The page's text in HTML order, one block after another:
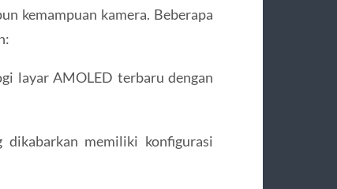
kemampuan kamera. Beberapa
layar AMOLED terbaru dengan
memiliki konfigurasi